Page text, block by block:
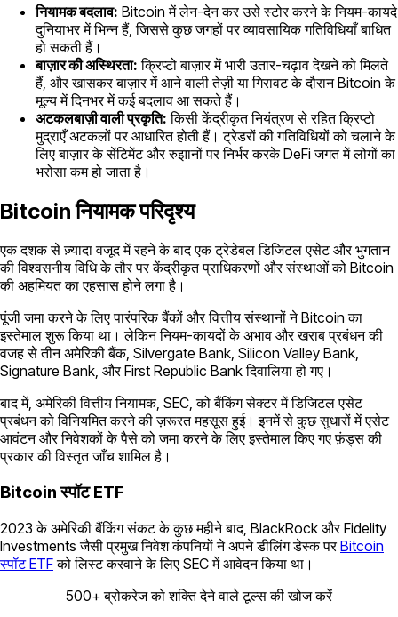
नियामक बदलाव: Bitcoin में लेन-देन कर उसे स्टोर करने के नियम-कायदे
दुनियाभर में भिन्न हैं, जिससे कुछ जगहों पर व्यावसायिक गतिविधियाँ बाधित
हो सकती हैं।
बाज़ार की अस्थिरता: क्रिप्टो बाज़ार में भारी उतार-चढ़ाव देखने को मिलते
हैं, और खासकर बाज़ार में आने वाली तेज़ी या गिरावट के दौरान Bitcoin के
मूल्य में दिनभर में कई बदलाव आ सकते हैं।
अटकलबाज़ी वाली प्रकृति: किसी केंद्रीकृत नियंत्रण से रहित क्रिप्टो
मुद्राएँ अटकलों पर आधारित होती हैं। ट्रेडरों की गतिविधियों को चलाने के
लिए बाज़ार के सेंटिमेंट और रुझानों पर निर्भर करके DeFi जगत में लोगों का
भरोसा कम हो जाता है।
Bitcoin नियामक परिदृश्य
एक दशक से ज़्यादा वजूद में रहने के बाद एक ट्रेडेबल डिजिटल एसेट और भुगतान
की विश्वसनीय विधि के तौर पर केंद्रीकृत प्राधिकरणों और संस्थाओं को Bitcoin
की अहमियत का एहसास होने लगा है।
पूंजी जमा करने के लिए पारंपरिक बैंकों और वित्तीय संस्थानों ने Bitcoin का
इस्तेमाल शुरू किया था। लेकिन नियम-कायदों के अभाव और खराब प्रबंधन की
वजह से तीन अमेरिकी बैंक, Silvergate Bank, Silicon Valley Bank,
Signature Bank, और First Republic Bank दिवालिया हो गए।
बाद में, अमेरिकी वित्तीय नियामक, SEC, को बैंकिंग सेक्टर में डिजिटल एसेट
प्रबंधन को विनियमित करने की ज़रूरत महसूस हुई। इनमें से कुछ सुधारों में एसेट
आवंटन और निवेशकों के पैसे को जमा करने के लिए इस्तेमाल किए गए फ़ंड्स की
प्रकार की विस्तृत जाँच शामिल है।
Bitcoin स्पॉट ETF
2023 के अमेरिकी बैंकिंग संकट के कुछ महीने बाद, BlackRock और Fidelity
Investments जैसी प्रमुख निवेश कंपनियों ने अपने डीलिंग डेस्क परBitcoin
स्पॉट ETFको लिस्ट करवाने के लिए SEC में आवेदन किया था।
500+ ब्रोकरेज को शक्ति देने वाले टूल्स की खोज करें